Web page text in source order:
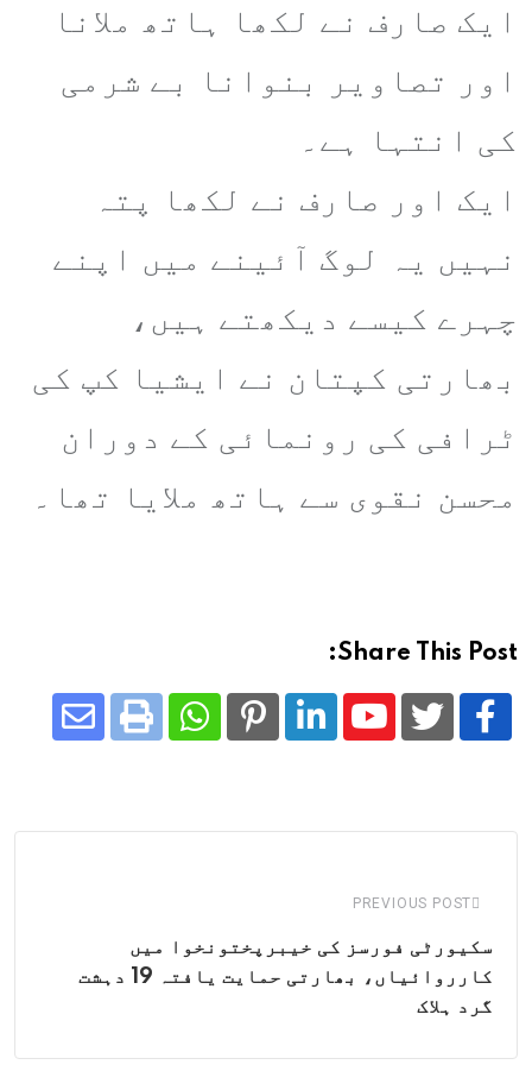
ایک صارف نے لکھا ہاتھ ملانا
اور تصاویر بنوانا بے شرمی
کی انتہا ہے۔
ایک اور صارف نے لکھا پتہ
نہیں یہ لوگ آئینے میں اپنے
چہرے کیسے دیکھتے ہیں،
بھارتی کپتان نے ایشیا کپ کی
ٹرافی کی رونمائی کے دوران
محسن نقوی سے ہاتھ ملایا تھا۔
Share This Post:
Youtube
LinkedIn
Pinterest
Whatsapp
Print
PREVIOUS POST
سکیورٹی فورسز کی خیبرپختونخوا میں
کارروائیاں، بھارتی حمایت یافتہ 19 دہشت
گرد ہلاک